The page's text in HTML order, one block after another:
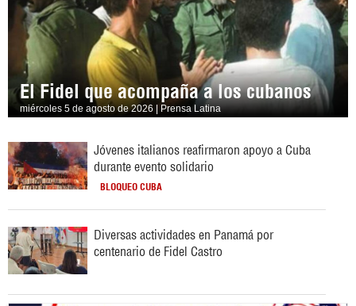
El Fidel que acompaña a los cubanos
miércoles 5 de agosto de 2026 | Prensa Latina
Jóvenes italianos reafirmaron apoyo a Cuba
durante evento solidario
BLOQUEO CUBA
Diversas actividades en Panamá por
centenario de Fidel Castro